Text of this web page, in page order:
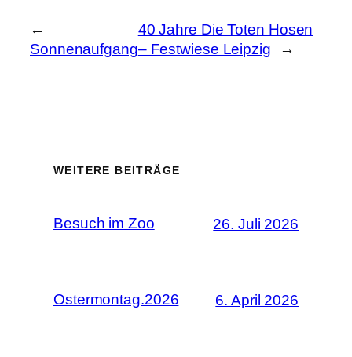
←
Sonnenaufgang
40 Jahre Die Toten Hosen
– Festwiese Leipzig
→
WEITERE BEITRÄGE
Besuch im Zoo 26. Juli 2026
Ostermontag.2026 6. April 2026